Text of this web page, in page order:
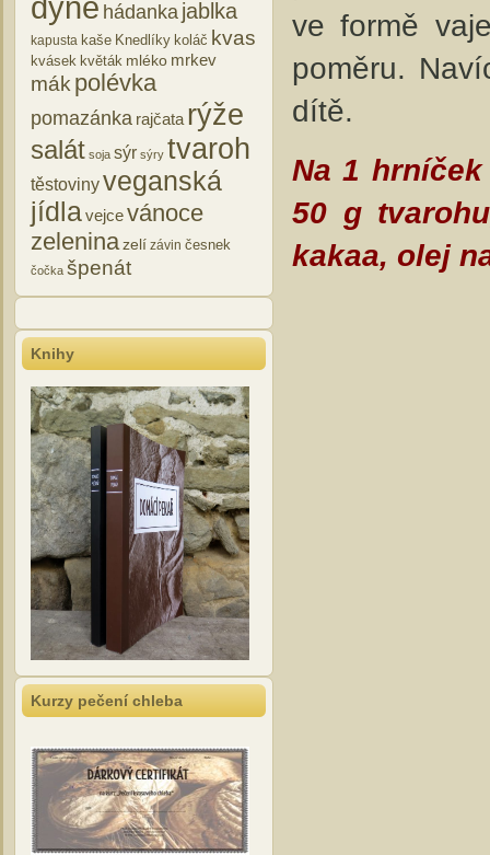
dýně hádanka jablka
kapusta kaše Knedlíky koláč kvas
kvásek květák mléko mrkev
mákpolévka
pomazánka rajčata rýže
salát soja sýr sýry tvaroh
těstovinyveganská
jídlavejcevánoce
zeleninazelí závin česnek
čočka špenát
Knihy
Kurzy pečení chleba
ve formě
poměru.
dítě.
Na 1
50 g
kakaa, olej